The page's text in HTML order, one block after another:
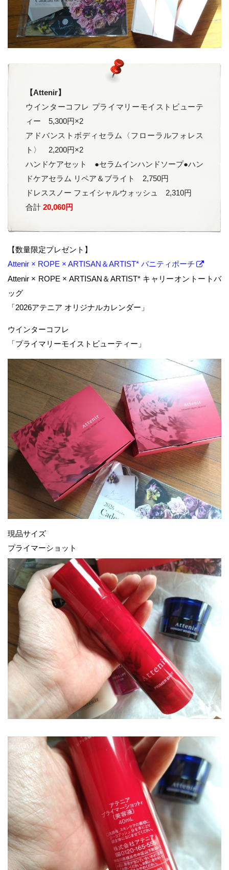
【Attenir】
ウインターコフレ プライマリーモイストビューテ
ィー 5,300円×2
アドバンストボディセラム〈フローラルフォレス
ト〉 2,200円×2
ハンドケアセット ●セラムインハンドソープ●ハン
ドケアセラム リペア＆ブライト 2,750円
ドレススノー フェイシャルウォッシュ 2,310円
合計 20,060円
【数量限定プレゼント】
Attenir × ROPE × ARTISAN＆ARTIST* バニティポーチ
Attenir × ROPE × ARTISAN＆ARTIST* キャリーオントートバ
ッグ
「2026アテニア オリジナルカレンダー」
ウインターコフレ
「プライマリーモイストビューティー」
現品サイズ
プライマーショット